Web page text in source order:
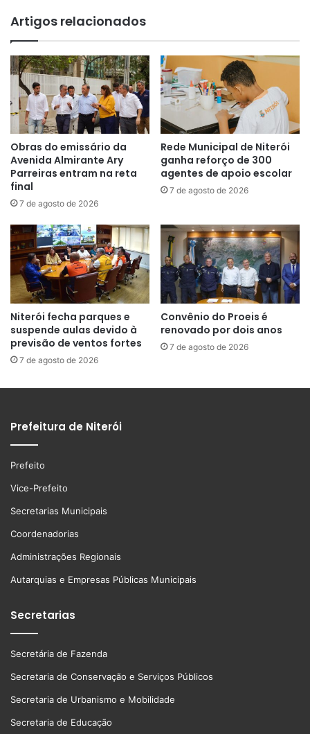
Artigos relacionados
Obras do emissário da
Avenida Almirante Ary
Parreiras entram na reta
final
7 de agosto de 2026
Rede Municipal de Niterói
ganha reforço de 300
agentes de apoio escolar
7 de agosto de 2026
Niterói fecha parques e
suspende aulas devido à
previsão de ventos fortes
7 de agosto de 2026
Convênio do Proeis é
renovado por dois anos
7 de agosto de 2026
Prefeitura de Niterói
Prefeito
Vice-Prefeito
Secretarias Municipais
Coordenadorias
Administrações Regionais
Autarquias e Empresas Públicas Municipais
Secretarias
Secretária de Fazenda
Secretaria de Conservação e Serviços Públicos
Secretaria de Urbanismo e Mobilidade
Secretaria de Educação